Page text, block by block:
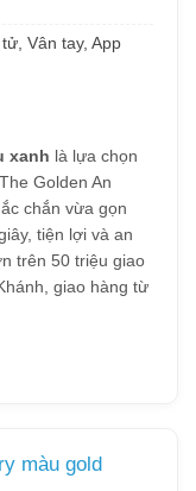
Vân tay, App
xanh là lựa chọn
Golden An
chắn vừa gọn
tiện lợi và an
trên 50 triệu giao
giao hàng từ
màu gold